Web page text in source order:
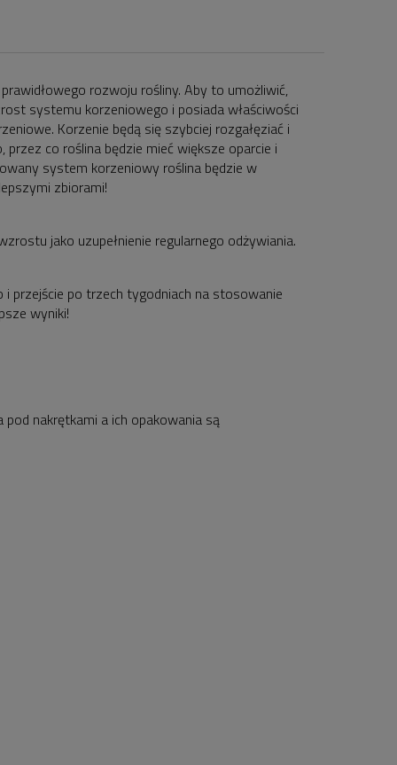
rozwoju rośliny. Aby to umożliwić,
systemu korzeniowego i posiada właściwości
Korzenie będą się szybciej rozgałęziać i
co roślina będzie mieć większe oparcie i
system korzeniowy roślina będzie w
zbiorami!
jako uzupełnienie regularnego odżywiania.
przejście po trzech tygodniach na stosowanie
wyniki!
nakrętkami a ich opakowania są